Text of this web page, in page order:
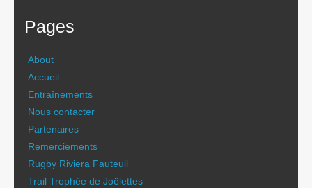
Pages
About
Accueil
Entraînements
Nous contacter
Partenaires
Remerciements
Rugby Riviera Fauteuil
Trail Trophée de Joëlettes